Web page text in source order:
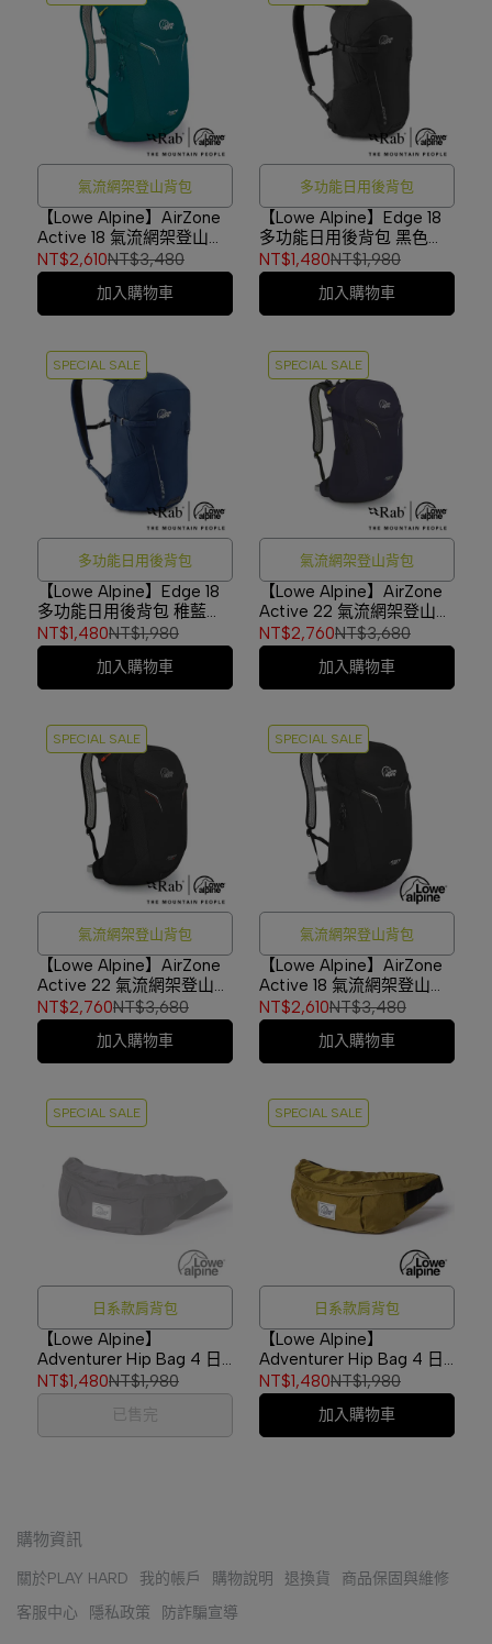
氣流網架登山背包
【Lowe Alpine】AirZone
Active 18 氣流網架登山背
包 深玉石綠 #FTF19
NT$2,610NT$3,480
加入購物車
多功能日用後背包
【Lowe Alpine】Edge 18
多功能日用後背包 黑色
#FDP91
NT$1,480NT$1,980
加入購物車
SPECIAL SALE
多功能日用後背包
【Lowe Alpine】Edge 18
多功能日用後背包 稚藍
#FDP91
NT$1,480NT$1,980
加入購物車
SPECIAL SALE
氣流網架登山背包
【Lowe Alpine】AirZone
Active 22 氣流網架登山背
包 海軍藍 #FTF17
NT$2,760NT$3,680
加入購物車
SPECIAL SALE
氣流網架登山背包
【Lowe Alpine】AirZone
Active 22 氣流網架登山背
包 黑色 #FTF17
NT$2,760NT$3,680
加入購物車
SPECIAL SALE
氣流網架登山背包
【Lowe Alpine】AirZone
Active 18 氣流網架登山背
包 黑色 #FTF19
NT$2,610NT$3,480
加入購物車
SPECIAL SALE
日系款肩背包
【Lowe Alpine】
Adventurer Hip Bag 4 日
系款肩背包/腰包 黑色
#LA02
NT$1,480NT$1,980
已售完
SPECIAL SALE
日系款肩背包
【Lowe Alpine】
Adventurer Hip Bag 4 日
系款肩背包/腰包 橄欖綠
#LA02
NT$1,480NT$1,980
加入購物車
購物資訊
關於PLAY HARD 我的帳戶 購物說明 退換貨
商品保固與維修
客服中心
隱私政策 防詐騙宣導